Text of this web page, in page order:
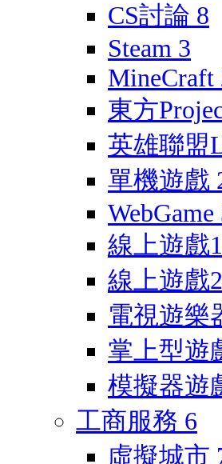
CS討論 8
Steam 3
MineCraft
東方
英雄聯盟
單機遊戲
WebGame
線上遊戲1
線上遊戲2
電視遊樂
掌上型遊
模擬器遊
工商服務 6
虛擬城市